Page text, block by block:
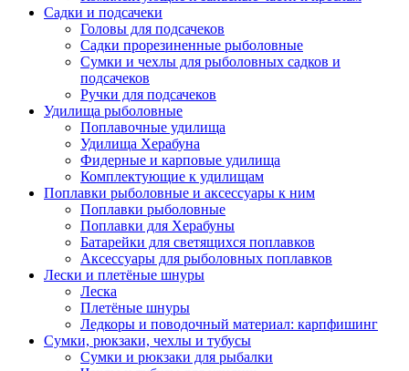
Садки и подсачеки
Головы для подсачеков
Садки прорезиненные рыболовные
Сумки и чехлы для рыболовных садков и
подсачеков
Ручки для подсачеков
Удилища рыболовные
Поплавочные удилища
Удилища Херабуна
Фидерные и карповые удилища
Комплектующие к удилищам
Поплавки рыболовные и аксессуары к ним
Поплавки рыболовные
Поплавки для Херабуны
Батарейки для светящихся поплавков
Аксессуары для рыболовных поплавков
Лески и плетёные шнуры
Леска
Плетёные шнуры
Ледкоры и поводочный материал: карпфишинг
Сумки, рюкзаки, чехлы и тубусы
Сумки и рюкзаки для рыбалки